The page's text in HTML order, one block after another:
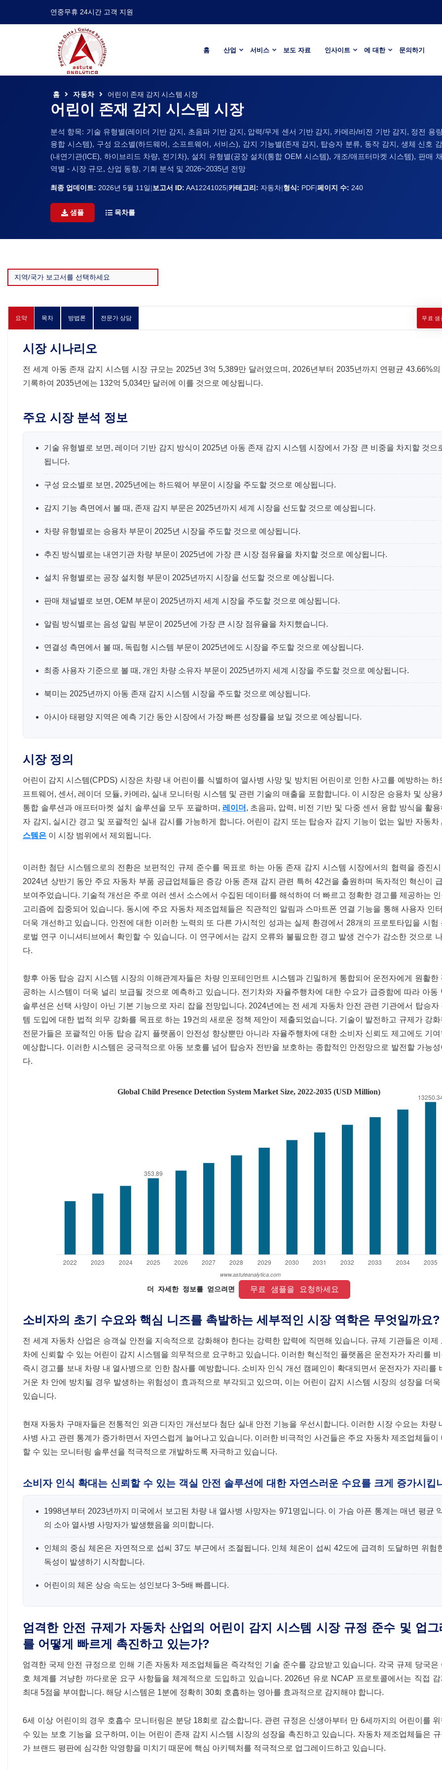
연중무휴 24시간 고객 지원
홈 산업 서비스 보도 자료 인사이트 에 대한 문의하기
홈 자동차 어린이 존재 감지 시스템 시장
어린이 존재 감지 시스템 시장
분석 항목: 기술 유형별(레이더 기반 감지, 초음파 기반 감지, 압력/무게 센서 기반 감지, 카메라/비전 기반 감지, 정전 용
융합 시스템), 구성 요소별(하드웨어, 소프트웨어, 서비스), 감지 기능별(존재 감지, 탑승자 분류, 동작 감지, 생체 신호
(내연기관(ICE), 하이브리드 차량, 전기차), 설치 유형별(공장 설치(통합 OEM 시스템), 개조/애프터마켓 시스템), 판매
역별 - 시장 규모, 산업 동향, 기회 분석 및 2026~2035년 전망
최종 업데이트: 2026년 5월 11일|보고서 ID: AA12241025|카테고리: 자동차|형식: PDF|페이지 수: 240
샘플 목차를
요약 목차 방법론 전문가 상담 무료 샘
시장 시나리오
전 세계 아동 존재 감지 시스템 시장 규모는 2025년 3억 5,389만 달러였으며, 2026년부터 2035년까지 연평균 43.66%
기록하여 2035년에는 132억 5,034만 달러에 이를 것으로 예상됩니다.
주요 시장 분석 정보
기술 유형별로 보면, 레이더 기반 감지 방식이 2025년 아동 존재 감지 시스템 시장에서 가장 큰 비중을 차지할 것으
됩니다.
구성 요소별로 보면, 2025년에는 하드웨어 부문이 시장을 주도할 것으로 예상됩니다.
감지 기능 측면에서 볼 때, 존재 감지 부문은 2025년까지 세계 시장을 선도할 것으로 예상됩니다.
차량 유형별로는 승용차 부문이 2025년 시장을 주도할 것으로 예상됩니다.
추진 방식별로는 내연기관 차량 부문이 2025년에 가장 큰 시장 점유율을 차지할 것으로 예상됩니다.
설치 유형별로는 공장 설치형 부문이 2025년까지 시장을 선도할 것으로 예상됩니다.
판매 채널별로 보면, OEM 부문이 2025년까지 세계 시장을 주도할 것으로 예상됩니다.
알림 방식별로는 음성 알림 부문이 2025년에 가장 큰 시장 점유율을 차지했습니다.
연결성 측면에서 볼 때, 독립형 시스템 부문이 2025년에도 시장을 주도할 것으로 예상됩니다.
최종 사용자 기준으로 볼 때, 개인 차량 소유자 부문이 2025년까지 세계 시장을 주도할 것으로 예상됩니다.
북미는 2025년까지 아동 존재 감지 시스템 시장을 주도할 것으로 예상됩니다.
아시아 태평양 지역은 예측 기간 동안 시장에서 가장 빠른 성장률을 보일 것으로 예상됩니다.
시장 정의
어린이 감지 시스템(CPDS) 시장은 차량 내 어린이를 식별하여 열사병 사망 및 방치된 어린이로 인한 사고를 예방하는 하
프트웨어, 센서, 레이더 모듈, 카메라, 실내 모니터링 시스템 및 관련 기술의 매출을 포함합니다. 이 시장은 승용차 및 상용
통합 솔루션과 애프터마켓 설치 솔루션을 모두 포괄하며, 레이더 , 초음파, 압력, 비전 기반 및 다중 센서 융합 방식을 활
자 감지, 실시간 경고 및 포괄적인 실내 감시를 가능하게 합니다. 어린이 감지 또는 탑승자 감지 기능이 없는 일반 자동차
스템은 이 시장 범위에서 제외됩니다.
이러한 첨단 시스템으로의 전환은 보편적인 규제 준수를 목표로 하는 아동 존재 감지 시스템 시장에서의 협력을 증진
2024년 상반기 동안 주요 자동차 부품 공급업체들은 증강 아동 존재 감지 관련 특허 42건을 출원하며 독자적인 혁신이
보여주었습니다. 기술적 개선은 주로 여러 센서 소스에서 수집된 데이터를 해석하여 더 빠르고 정확한 경고를 제공하는
고리즘에 집중되어 있습니다. 동시에 주요 자동차 제조업체들은 직관적인 알림과 스마트폰 연결 기능을 통해 사용자 인
더욱 개선하고 있습니다. 안전에 대한 이러한 노력의 또 다른 가시적인 성과는 실제 환경에서 28개의 프로토타입을 시험
로벌 연구 이니셔티브에서 확인할 수 있습니다. 이 연구에서는 감지 오류와 불필요한 경고 발생 건수가 감소한 것으로
다.
향후 아동 탑승 감지 시스템 시장의 이해관계자들은 차량 인포테인먼트 시스템과 긴밀하게 통합되어 운전자에게 원활한
공하는 시스템이 더욱 널리 보급될 것으로 예측하고 있습니다. 전기차와 자율주행차에 대한 수요가 급증함에 따라 아동
솔루션은 선택 사양이 아닌 기본 기능으로 자리 잡을 전망입니다. 2024년에는 전 세계 자동차 안전 관련 기관에서 탑승자
템 도입에 대한 법적 의무 강화를 목표로 하는 19건의 새로운 정책 제안이 제출되었습니다. 기술이 발전하고 규제가 강
전문가들은 포괄적인 아동 탑승 감지 플랫폼이 안전성 향상뿐만 아니라 자율주행차에 대한 소비자 신뢰도 제고에도 기
예상합니다. 이러한 시스템은 궁극적으로 아동 보호를 넘어 탑승자 전반을 보호하는 종합적인 안전망으로 발전할 가능
다.
더 자세한 정보를 얻으려면 무료 샘플을 요청하세요
소비자의 초기 수요와 핵심 니즈를 촉발하는 세부적인 시장 역학은 무엇일까요?
전 세계 자동차 산업은 승객실 안전을 지속적으로 강화해야 한다는 강력한 압력에 직면해 있습니다. 규제 기관들은 이제
차에 신뢰할 수 있는 어린이 감지 시스템을 의무적으로 요구하고 있습니다. 이러한 혁신적인 플랫폼은 운전자가 자리를
즉시 경고를 보내 차량 내 열사병으로 인한 참사를 예방합니다. 소비자 인식 개선 캠페인이 확대되면서 운전자가 자리를
거운 차 안에 방치될 경우 발생하는 위험성이 효과적으로 부각되고 있으며, 이는 어린이 감지 시스템 시장의 성장을 더
있습니다.
현재 자동차 구매자들은 전통적인 외관 디자인 개선보다 첨단 실내 안전 기능을 우선시합니다. 이러한 시장 수요는 차량
사병 사고 관련 통계가 증가하면서 자연스럽게 늘어나고 있습니다. 이러한 비극적인 사건들은 주요 자동차 제조업체들이
할 수 있는 모니터링 솔루션을 적극적으로 개발하도록 자극하고 있습니다.
소비자 인식 확대는 신뢰할 수 있는 객실 안전 솔루션에 대한 자연스러운 수요를 크게 증가시킵
1998년부터 2023년까지 미국에서 보고된 차량 내 열사병 사망자는 971명입니다. 이 가슴 아픈 통계는 매년 평균
의 소아 열사병 사망자가 발생했음을 의미합니다.
인체의 중심 체온은 자연적으로 섭씨 37도 부근에서 조절됩니다. 인체 체온이 섭씨 42도에 급격히 도달하면 위험
독성이 발생하기 시작합니다.
어린이의 체온 상승 속도는 성인보다 3~5배 빠릅니다.
엄격한 안전 규제가 자동차 산업의 어린이 감지 시스템 시장 규정 준수 및 업그
를 어떻게 빠르게 촉진하고 있는가?
엄격한 국제 안전 규정으로 인해 기존 자동차 제조업체들은 즉각적인 기술 준수를 강요받고 있습니다. 각국 규제 당국은
호 체계를 겨냥한 까다로운 요구 사항들을 체계적으로 도입하고 있습니다. 2026년 유로 NCAP 프로토콜에서는 직접
최대 5점을 부여합니다. 해당 시스템은 1분에 정확히 30회 호흡하는 영아를 효과적으로 감지해야 합니다.
6세 이상 어린이의 경우 호흡수 모니터링은 분당 18회로 감소합니다. 관련 규정은 신생아부터 만 6세까지의 어린이를
수 있는 보호 기능을 요구하며, 이는 어린이 존재 감지 시스템 시장의 성장을 촉진하고 있습니다. 자동차 제조업체들은
가 브랜드 평판에 심각한 악영향을 미치기 때문에 핵심 아키텍처를 적극적으로 업그레이드하고 있습니다.